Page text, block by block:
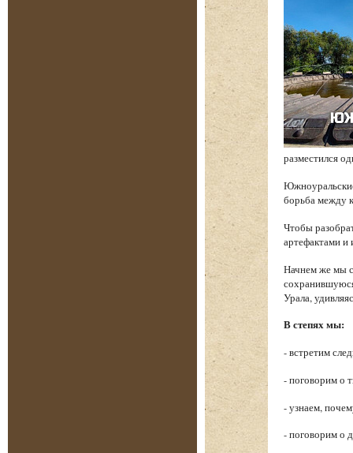
разместился
борьба между
Чтобы
артефактами и
Начнем же мы с
Урала,
В степях мы:
- встретим
- поговорим о
- узнаем,
- поговорим о